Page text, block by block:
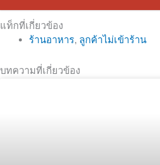
แท็กที่เกี่ยวข้อง
ร้านอาหาร, ลูกค้าไม่เข้าร้าน
บทความที่เกี่ยวข้อง